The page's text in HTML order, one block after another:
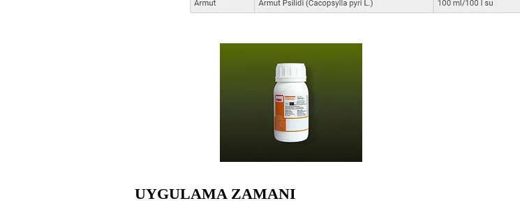
UYGULAMA ZAMANI